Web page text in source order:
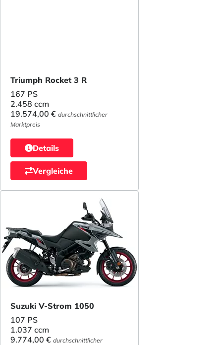
Triumph Rocket 3 R
167 PS
2.458 ccm
19.574,00 € durchschnittlicher
Marktpreis
Details
Vergleiche
Suzuki V-Strom 1050
107 PS
1.037 ccm
9.774,00 € durchschnittlicher